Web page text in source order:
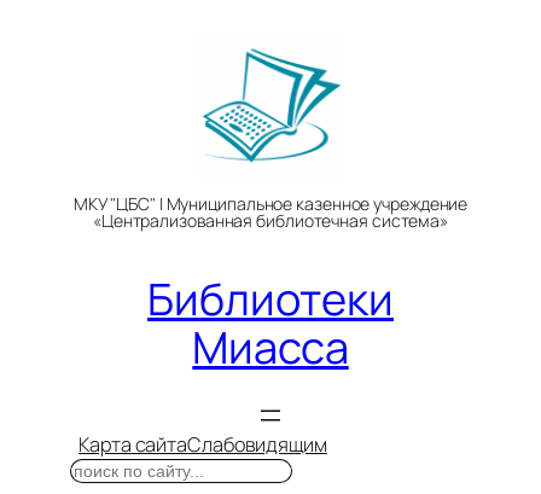
МКУ "ЦБС" | Муниципальное казенное учреждение
«Централизованная библиотечная система»
Библиотеки
Миасса
Карта сайтаСлабовидящим
Поиск